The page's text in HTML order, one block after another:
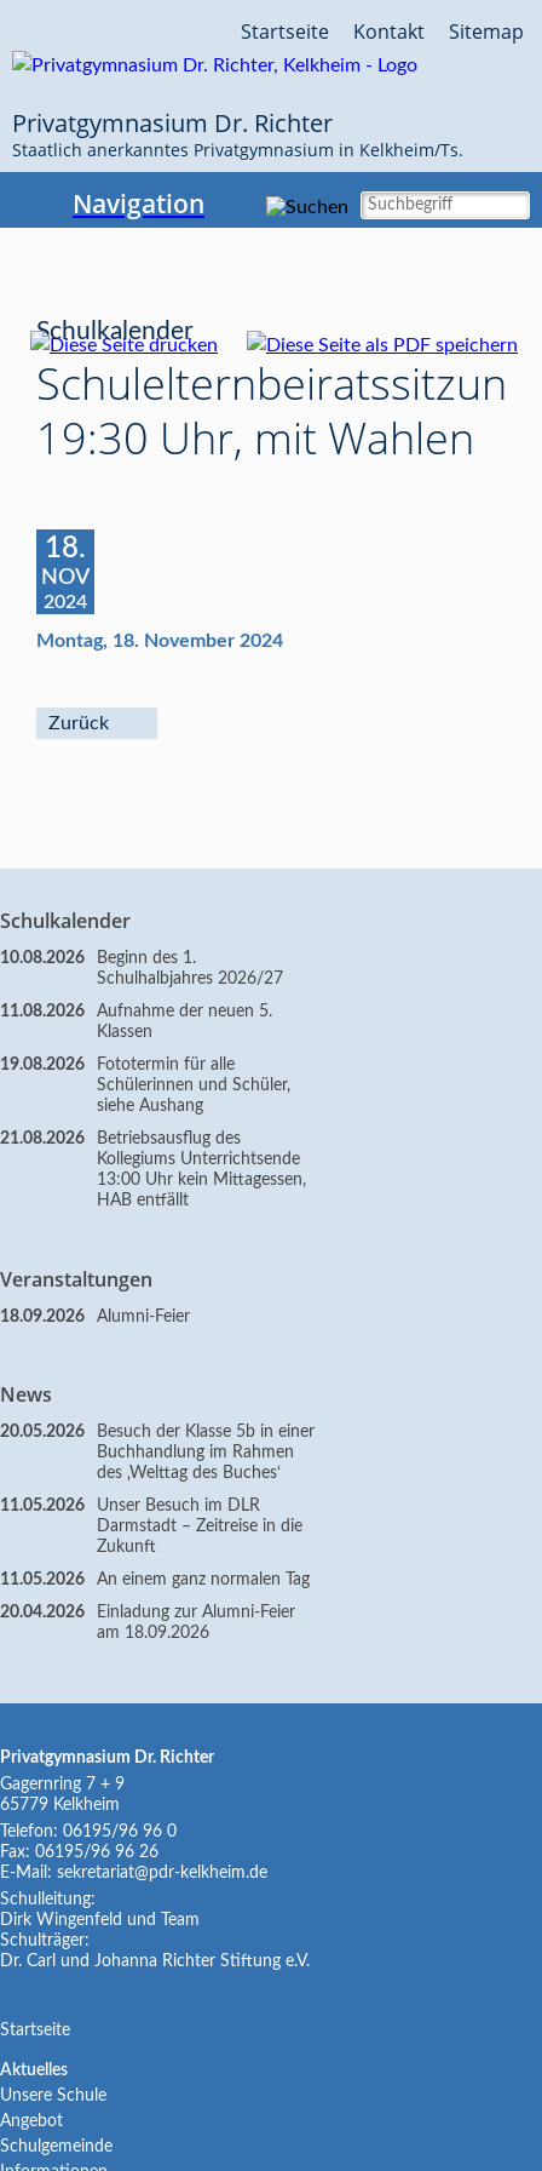
überspringen
Sitemap
Kontakt
Startseite
Privatgymnasium Dr. Richter
Staatlich anerkanntes Privatgymnasium in Kelkheim/Ts.
Navigation
Schulkalender
Schulelternbeiratssitzung,
19:30 Uhr, mit Wahlen
18.
NOV
2024
Montag, 18. November 2024
Zurück
Schulkalender
10.08.2026
Beginn des 1.
Schulhalbjahres 2026/27
11.08.2026
Aufnahme der neuen 5.
Klassen
19.08.2026
Fototermin für alle
Schülerinnen und Schüler,
siehe Aushang
21.08.2026
Betriebsausflug des
Kollegiums Unterrichtsende
13:00 Uhr kein Mittagessen,
HAB entfällt
Veranstaltungen
18.09.2026 Alumni-Feier
News
20.05.2026
Besuch der Klasse 5b in einer
Buchhandlung im Rahmen
des ‚Welttag des Buches‘
11.05.2026
Unser Besuch im DLR
Darmstadt – Zeitreise in die
Zukunft
11.05.2026
An einem ganz normalen Tag
20.04.2026
Einladung zur Alumni-Feier
am 18.09.2026
Privatgymnasium Dr. Richter
Gagernring 7 + 9
65779 Kelkheim
Telefon: 06195/96 96 0
Fax: 06195/96 96 26
E-Mail: sekretariat@pdr-kelkheim.de
Schulleitung:
Dirk Wingenfeld und Team
Schulträger:
Dr. Carl und Johanna Richter Stiftung e.V.
Navigation
Startseite
Navigation
überspringen
Aktuelles
Unsere Schule
Angebot
Schulgemeinde